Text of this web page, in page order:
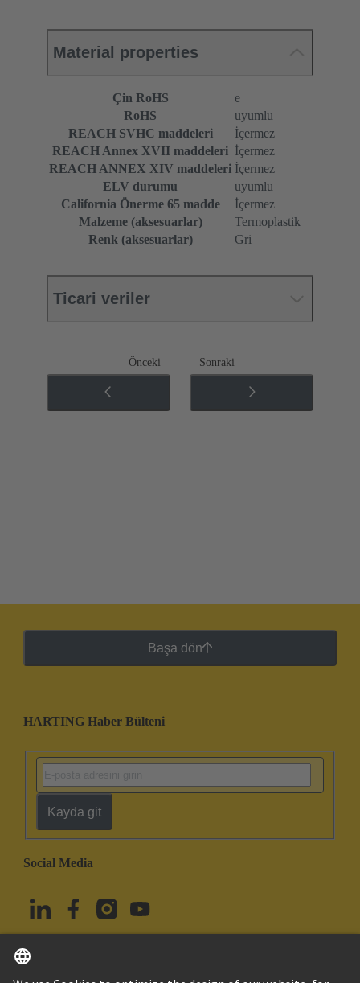
Material properties
Çin RoHS
e
RoHS
uyumlu
REACH SVHC maddeleri
İçermez
REACH Annex XVII maddeleri İçermez
REACH ANNEX XIV maddeleri İçermez
ELV durumu
uyumlu
California Önerme 65 madde
İçermez
Malzeme (aksesuarlar)
Termoplastik
Renk (aksesuarlar)
Gri
Ticari veriler
Önceki Sonraki
Başa dön
HARTING Haber Bülteni
Kayda git
Social Media